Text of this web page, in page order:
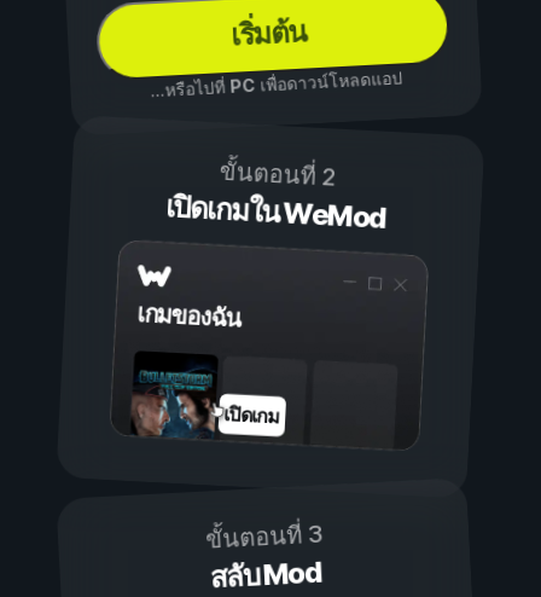
เริ่มต้น
...หรือไปที่ PCเพื่อดาวน์โหลดแอป
ขั้นตอนที่ 2
เปิดเกมใน WeMod
เกมของฉัน
เปิดเกม
ขั้นตอนที่ 3
สลับ Mod